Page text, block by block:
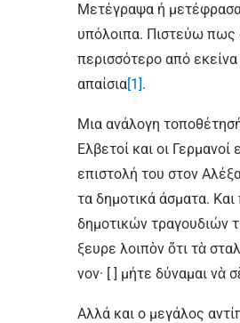
Μετέγραψα ή
υπόλοιπα. Πιστεύω πως
περισσότερο από
απαίσια[1].
Μια ανάλογη
Ελβετοί και οι
επιστολή του στον
τα δημοτικά άσματα.
δημοτικών τραγουδιών
ξευ­ρε λοι­πὸν ὅ­τι τὰ
νον· [ ] μή­τε δύ­να­μαι νὰ
Αλλά και ο μεγάλος